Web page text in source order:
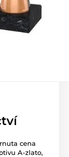
cena
A-zlato,